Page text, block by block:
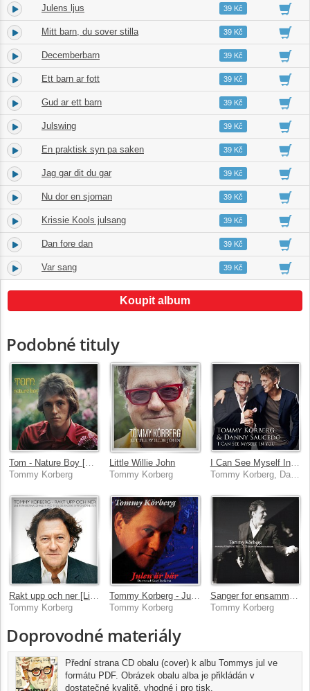
1. Julens ljus 04:1239 Kč
2. Mitt barn, du sover stilla 05:2039 Kč
3. Decemberbarn 03:5839 Kč
4. Ett barn ar fott 02:5539 Kč
5. Gud ar ett barn 03:3039 Kč
6. Julswing 03:1939 Kč
7. En praktisk syn pa saken 03:3439 Kč
8. Jag gar dit du gar 04:2039 Kč
9. Nu dor en sjoman 03:4039 Kč
10. Krissie Kools julsang 04:1239 Kč
11. Dan fore dan 03:3839 Kč
12. Var sang 03:3739 Kč
Koupit album
Podobné tituly
Tommy Korberg
Little Willie John
Tommy Korberg
I Can See Myself In You
Tommy Korberg, Danny Saucedo
Rakt upp och ner [Live In Stockholm / 2007]
Tommy Korberg
Tommy Korberg - Julen ar har
Tommy Korberg
Sanger for ensamma alskare / Levande pa Slagthuset 98.11.27
Tommy Korberg
Doprovodné materiály
Přední strana CD obalu (cover) k albu Tommys jul ve
formátu PDF. Obrázek obalu alba je přikládán v
dostatečné kvalitě, vhodné i pro tisk.